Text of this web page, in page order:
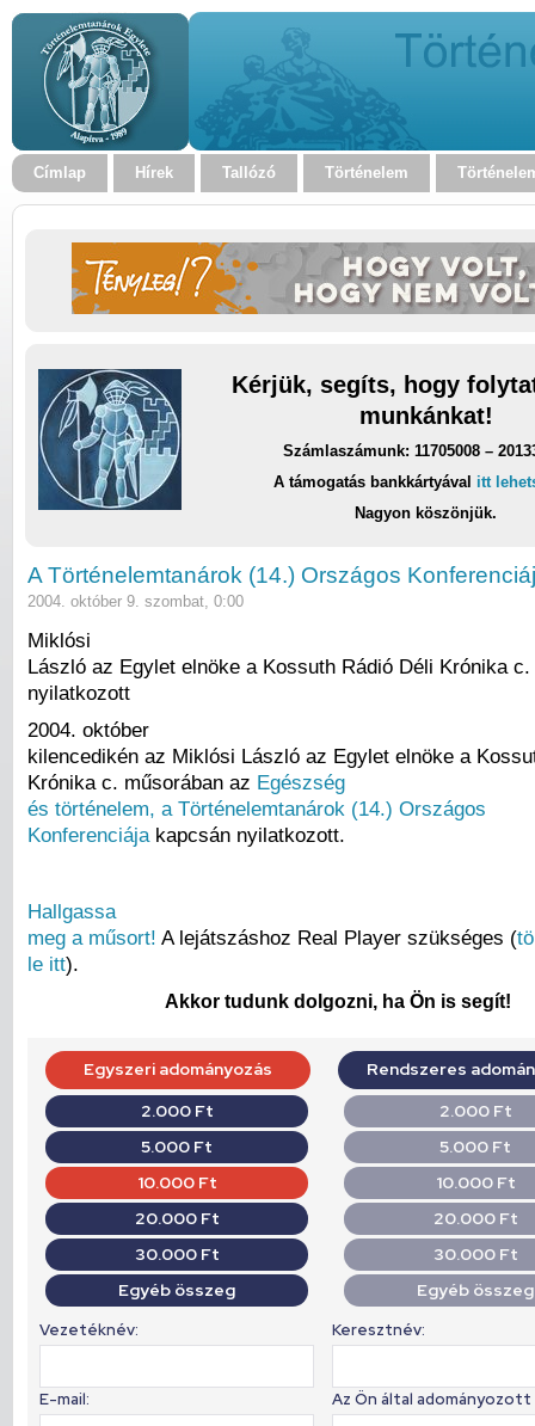
Címlap Hírek Tallózó Történelem
Kérjük, segíts, hogy
munkánkat!
Számlaszámunk: 11705008 –
A támogatás bankkártyával itt
Nagyon köszönjük.
A Történelemtanárok (14.) Országos
2004. október 9. szombat, 0:00
Miklósi
László az Egylet elnöke a Kossuth Rádió Déli Krónika
nyilatkozott
2004. október
kilencedikén az Miklósi László az Egylet elnöke a
Krónika c. műsorában az Egészség
és történelem, a Történelemtanárok (14.) Országos
Konferenciájakapcsán nyilatkozott.
Hallgassa
meg a műsort! A lejátszáshoz Real Player szükséges (
le itt).
Akkor tudunk dolgozni, ha Ön is segít!